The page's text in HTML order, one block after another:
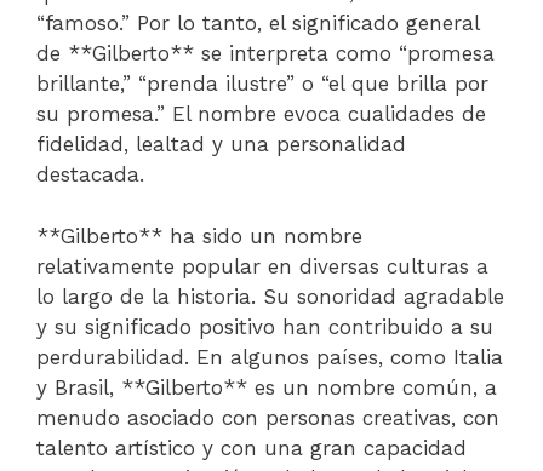
“famoso.” Por lo tanto, el significado general
de **Gilberto** se interpreta como “promesa
brillante,” “prenda ilustre” o “el que brilla por
su promesa.” El nombre evoca cualidades de
fidelidad, lealtad y una personalidad
destacada.
**Gilberto** ha sido un nombre
relativamente popular en diversas culturas a
lo largo de la historia. Su sonoridad agradable
y su significado positivo han contribuido a su
perdurabilidad. En algunos países, como Italia
y Brasil, **Gilberto** es un nombre común, a
menudo asociado con personas creativas, con
talento artístico y con una gran capacidad